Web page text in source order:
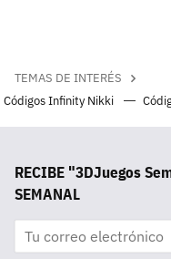
TEMAS DE INTERÉS
Códigos Infinity Nikki
RECIBE "3DJuegos
SEMANAL